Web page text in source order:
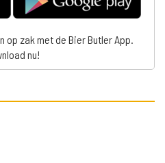
zak met de Bier Butler App.
nu!